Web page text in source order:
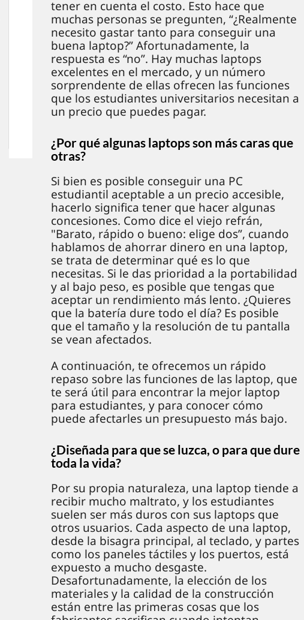
tener en cuenta el costo. Esto hace que
muchas personas se pregunten, “¿Realmente
necesito gastar tanto para conseguir una
buena laptop?” Afortunadamente, la
respuesta es “no”. Hay muchas laptops
excelentes en el mercado, y un número
sorprendente de ellas ofrecen las funciones
que los estudiantes universitarios necesitan a
un precio que puedes pagar.
¿Por qué algunas laptops son más caras que
otras?
Si bien es posible conseguir una PC
estudiantil aceptable a un precio accesible,
hacerlo significa tener que hacer algunas
concesiones. Como dice el viejo refrán,
"Barato, rápido o bueno: elige dos”, cuando
hablamos de ahorrar dinero en una laptop,
se trata de determinar qué es lo que
necesitas. Si le das prioridad a la portabilidad
y al bajo peso, es posible que tengas que
aceptar un rendimiento más lento. ¿Quieres
que la batería dure todo el día? Es posible
que el tamaño y la resolución de tu pantalla
se vean afectados.
A continuación, te ofrecemos un rápido
repaso sobre las funciones de las laptop, que
te será útil para encontrar la mejor laptop
para estudiantes, y para conocer cómo
puede afectarles un presupuesto más bajo.
¿Diseñada para que se luzca, o para que dure
toda la vida?
Por su propia naturaleza, una laptop tiende a
recibir mucho maltrato, y los estudiantes
suelen ser más duros con sus laptops que
otros usuarios. Cada aspecto de una laptop,
desde la bisagra principal, al teclado, y partes
como los paneles táctiles y los puertos, está
expuesto a mucho desgaste.
Desafortunadamente, la elección de los
materiales y la calidad de la construcción
están entre las primeras cosas que los